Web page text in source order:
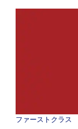
ファーストクラス